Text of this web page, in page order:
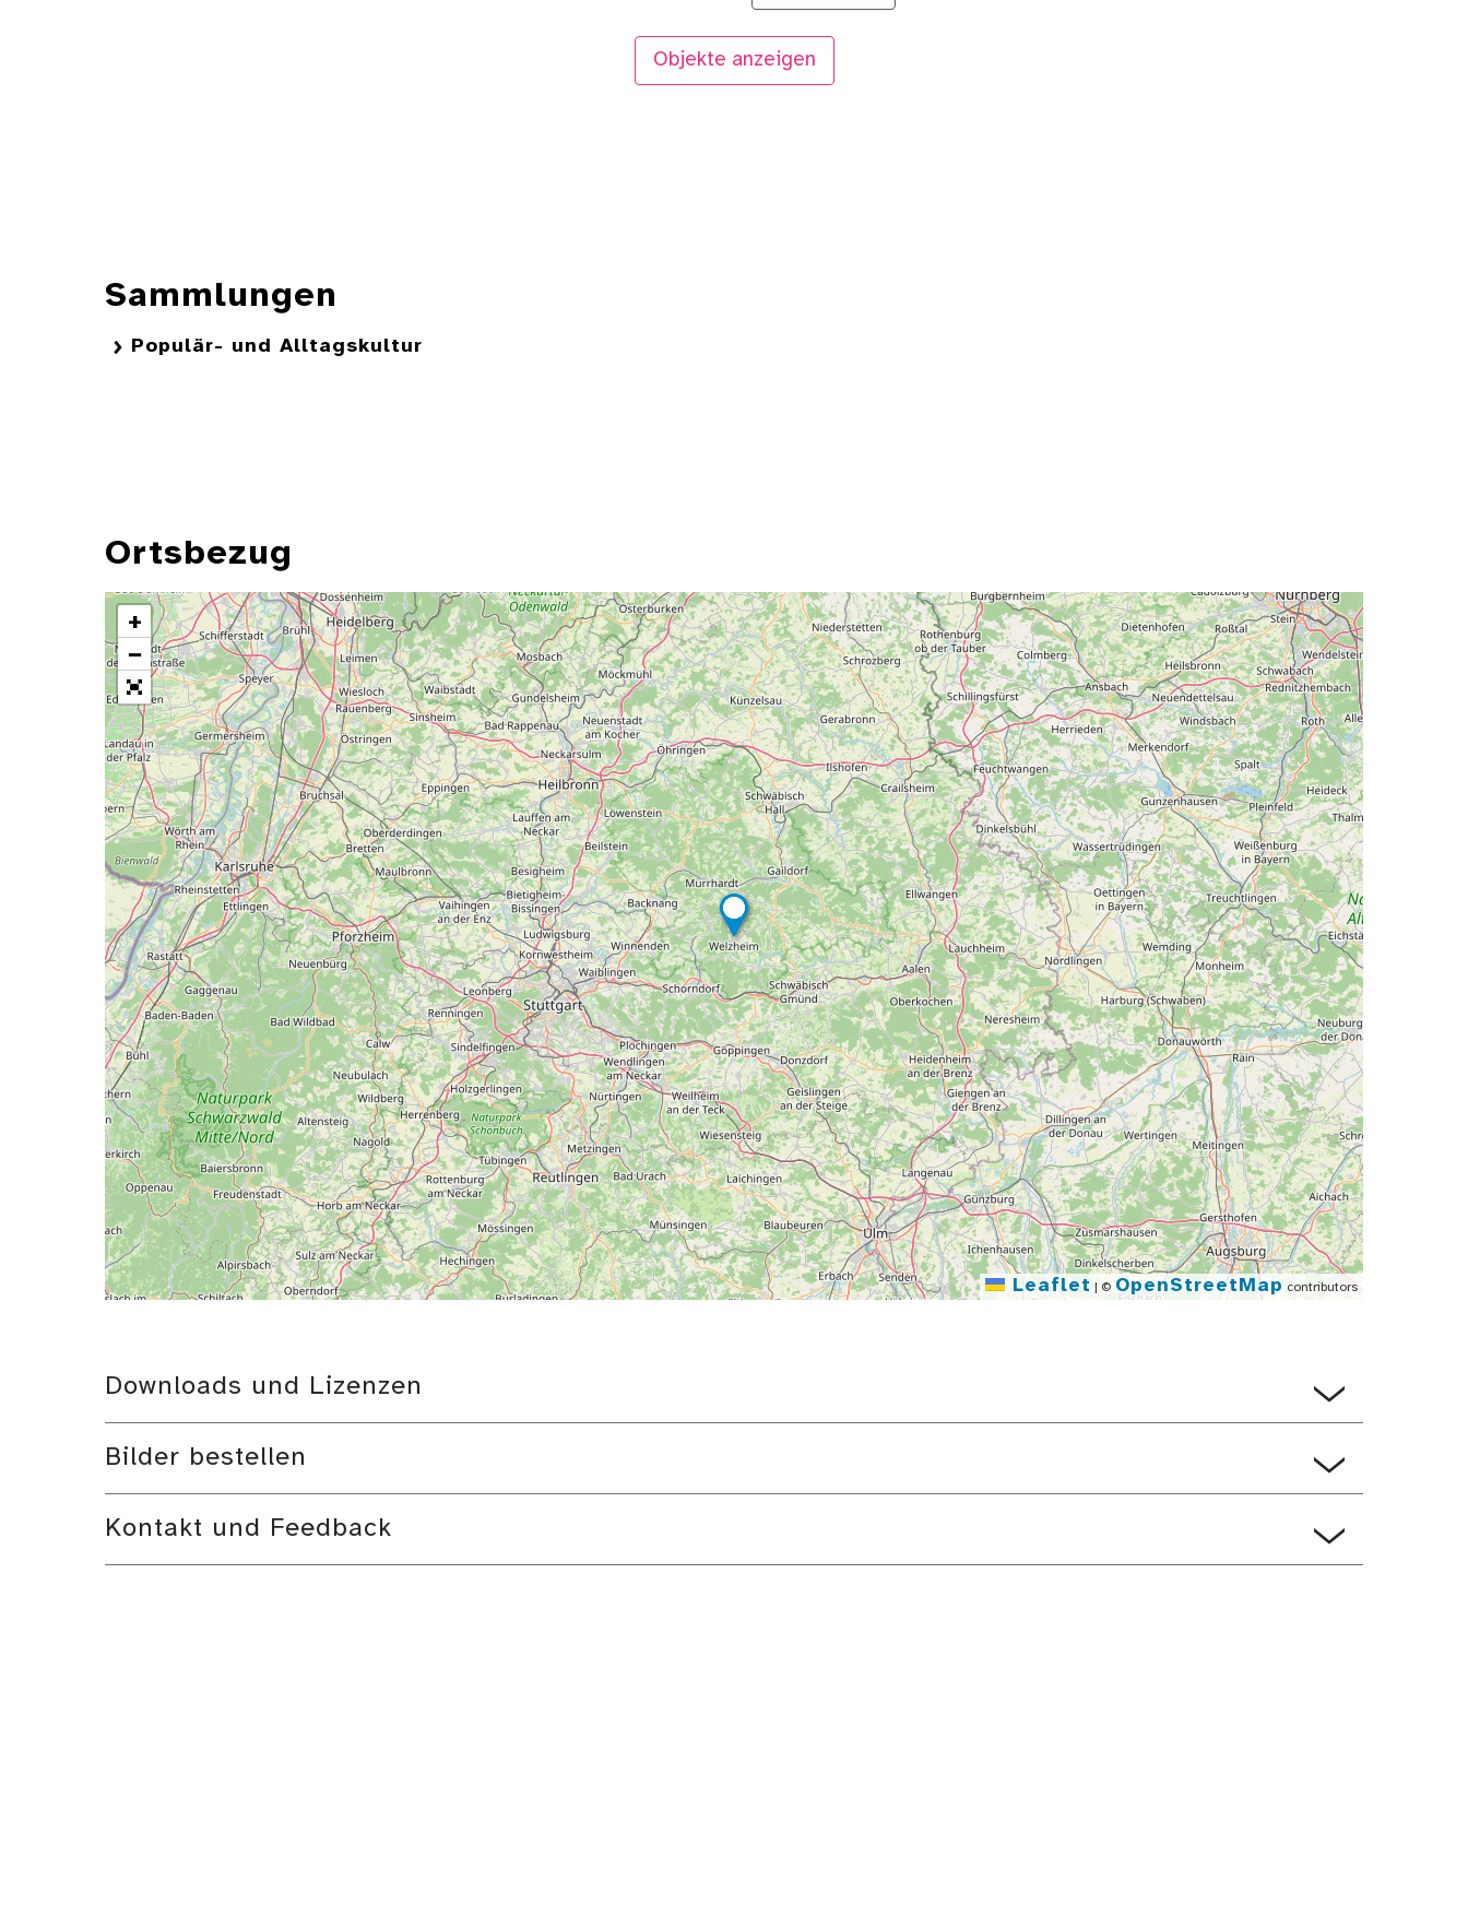
Objekte anzeigen
Sammlungen
Populär- und Alltagskultur
Ortsbezug
+
−
Leaflet © OpenStreetMap contributors
Downloads und Lizenzen
Bilder bestellen
Kontakt und Feedback